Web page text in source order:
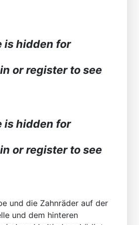
is hidden for
or register to see
is hidden for
or register to see
und die Zahnräder auf der
und dem hinteren